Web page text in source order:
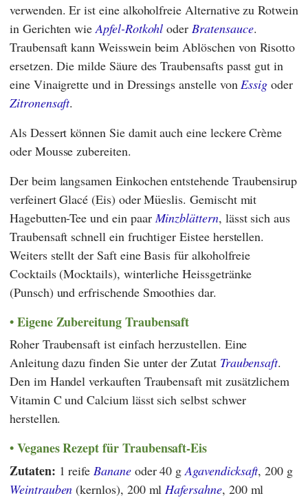
verwenden. Er ist eine alkoholfreie Alternative zu Rotwein
in Gerichten wieApfel-Rotkohl oderBratensauce.
Traubensaft kann Weisswein beim Ablöschen von Risotto
ersetzen. Die milde Säure des Traubensafts passt gut in
eine Vinaigrette und in Dressings anstelle vonEssig oder
Zitronensaft.
Als Dessert können Sie damit auch eine leckere Crème
oder Mousse zubereiten.
Der beim langsamen Einkochen entstehende Traubensirup
verfeinert Glacé (Eis) oder Müeslis. Gemischt mit
Hagebutten-Tee und ein paarMinzblättern, lässt sich aus
Traubensaft schnell ein fruchtiger Eistee herstellen.
Weiters stellt der Saft eine Basis für alkoholfreie
Cocktails (Mocktails), winterliche Heissgetränke
(Punsch) und erfrischende Smoothies dar.
Eigene Zubereitung Traubensaft
Roher Traubensaft ist einfach herzustellen. Eine
Anleitung dazu finden Sie unter der Zutat Traubensaft.
Den im Handel verkauften Traubensaft mit zusätzlichem
Vitamin C und Calcium lässt sich selbst schwer
herstellen.
Veganes Rezept für Traubensaft-Eis
Zutaten: 1 reife Bananeoder 40 gAgavendicksaft, 200 g
Weintrauben (kernlos), 200 ml Hafersahne, 200 ml